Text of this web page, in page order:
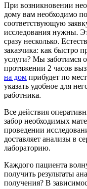
При возникновении
дому вам необходимо
соответствующую
исследования нужны.
сразу несколько.
заказчика: как быстро
услуги? Мы заботимся
протяжении 2 часов
на дом прибудет по
указать удобное для
работника.
Все действия
забор необходимых
проведении
доставляет анализы в
лабораторию.
Каждого пациента
получить результаты
получения? В